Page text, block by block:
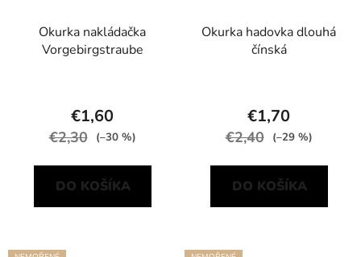
Okurka nakládačka
Vorgebirgstraube
€1,60
€2,30 (–30 %)
DO KOŠÍKA
Okurka hadovka dlouhá
čínská
€1,70
€2,40 (–29 %)
DO KOŠÍKA